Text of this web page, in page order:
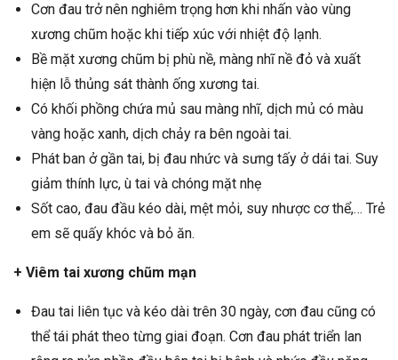
Cơn đau trở nên nghiêm trọng hơn khi nhấn vào vùng
xương chũm hoặc khi tiếp xúc với nhiệt độ lạnh.
Bề mặt xương chũm bị phù nề, màng nhĩ nề đỏ và xuất
hiện lỗ thủng sát thành ống xương tai.
Có khối phồng chứa mủ sau màng nhĩ, dịch mủ có màu
vàng hoặc xanh, dịch chảy ra bên ngoài tai.
Phát ban ở gần tai, bị đau nhức và sưng tấy ở dái tai. Suy
giảm thính lực, ù tai và chóng mặt nhẹ
Sốt cao, đau đầu kéo dài, mệt mỏi, suy nhược cơ thể,… Trẻ
em sẽ quấy khóc và bỏ ăn.
+ Viêm tai xương chũm mạn
Đau tai liên tục và kéo dài trên 30 ngày, cơn đau cũng có
thể tái phát theo từng giai đoạn. Cơn đau phát triển lan